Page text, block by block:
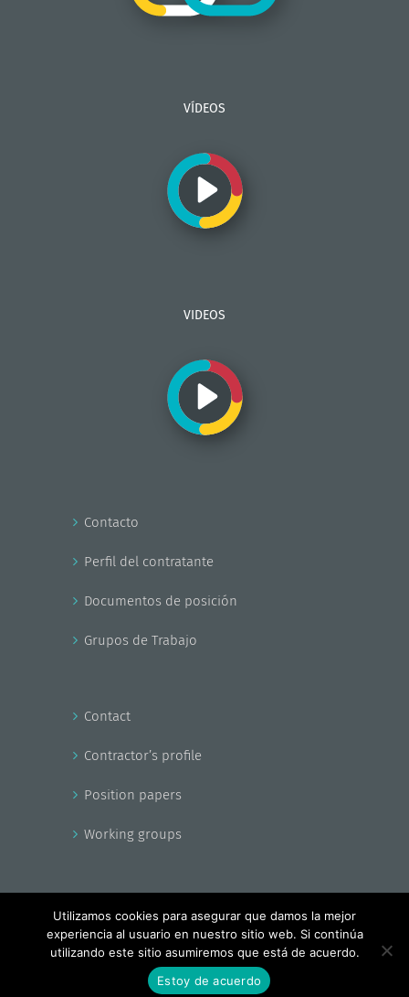
VÍDEOS
VIDEOS
Contacto
Perfil del contratante
Documentos de posición
Grupos de Trabajo
Contact
Contractor’s profile
Position papers
Working groups
Copyright - EnerAgen 2017
Facebook
X YouTube
Utilizamos cookies para asegurar que damos la mejor
experiencia al usuario en nuestro sitio web. Si continúa
utilizando este sitio asumiremos que está de acuerdo.
Estoy de acuerdo